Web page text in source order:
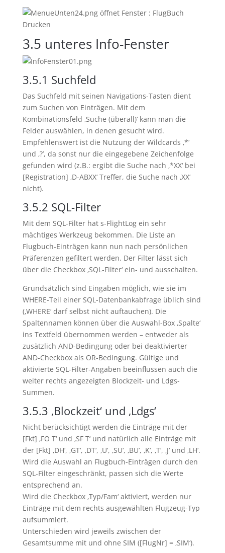
öffnet Fenster : FlugBuch
Drucken
3.5 unteres Info-Fenster
3.5.1 Suchfeld
Das Suchfeld mit seinen Navigations-Tasten dient
zum Suchen von Einträgen. Mit dem
Kombinationsfeld ‚Suche (überall)‘ kann man die
Felder auswählen, in denen gesucht wird.
Empfehlenswert ist die Nutzung der Wildcards ‚*‘
und ‚?’, da sonst nur die eingegebene Zeichenfolge
gefunden wird (z.B.: ergibt die Suche nach ‚*XX‘ bei
[Registration] ‚D-ABXX‘ Treffer, die Suche nach ‚XX‘
nicht).
3.5.2 SQL-Filter
Mit dem SQL-Filter hat s-FlightLog ein sehr
mächtiges Werkzeug bekommen. Die Liste an
Flugbuch-Einträgen kann nun nach persönlichen
Präferenzen gefiltert werden. Der Filter lässt sich
über die Checkbox ‚SQL-Filter‘ ein- und ausschalten.
Grundsätzlich sind Eingaben möglich, wie sie im
WHERE-Teil einer SQL-Datenbankabfrage üblich sind
(‚WHERE‘ darf selbst nicht auftauchen). Die
Spaltennamen können über die Auswahl-Box ‚Spalte‘
ins Textfeld übernommen werden – entweder als
zusätzlich AND-Bedingung oder bei deaktivierter
AND-Checkbox als OR-Bedingung. Gültige und
aktivierte SQL-Filter-Angaben beeinflussen auch die
weiter rechts angezeigten Blockzeit- und Ldgs-
Summen.
3.5.3 ‚Blockzeit‘ und ‚Ldgs‘
Nicht berücksichtigt werden die Einträge mit der
[Fkt] ‚FO T‘ und ‚SF T‘ und natürlich alle Einträge mit
der [Fkt] ‚DH‘, ‚GT‘, ‚DT‘, ‚U‘, ‚SU‘, ‚BU’, ‚K‘, ‚T‘, ‚J‘ und ‚LH‘.
Wird die Auswahl an Flugbuch-Einträgen durch den
SQL-Filter eingeschränkt, passen sich die Werte
entsprechend an.
Wird die Checkbox ‚Typ/Fam‘ aktiviert, werden nur
Einträge mit dem rechts ausgewählten Flugzeug-Typ
aufsummiert.
Unterschieden wird jeweils zwischen der
Gesamtsumme mit und ohne SIM ([FlugNr] = ‚SIM‘).